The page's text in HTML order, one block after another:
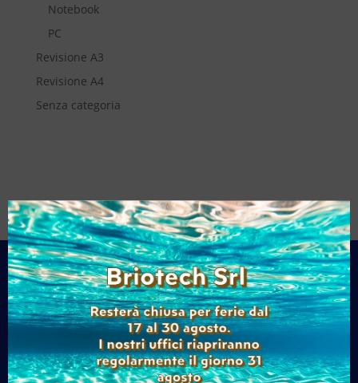
Notebook
PC
Revisione A3
Revisione A4
Senza categoria

Chiamaci